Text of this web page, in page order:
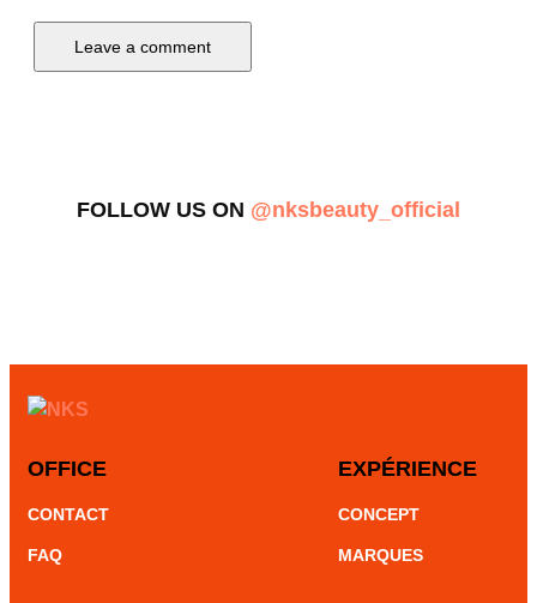
FOLLOW US ON @nksbeauty_official
OFFICE
CONTACT
FAQ
EXPÉRIENCE
CONCEPT
MARQUES